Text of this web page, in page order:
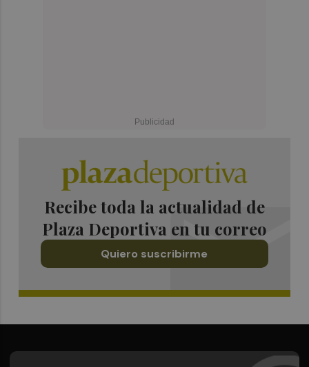
Recibe toda la actualidad de
Plaza Deportiva en tu correo
Quiero suscribirme